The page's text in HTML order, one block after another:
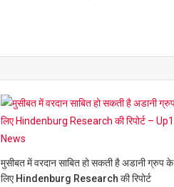
मुसीबत में वरदान साबित हो सकती है अडानी ग्रुप के
लिए Hindenburg Research की रिपोर्ट